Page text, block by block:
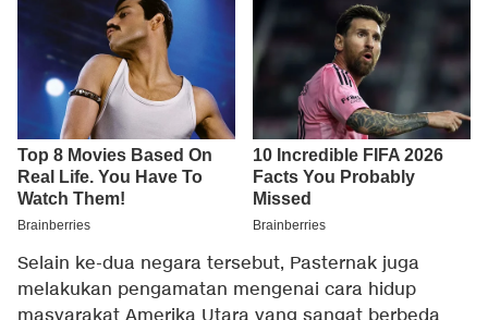
Selain ke-dua negara tersebut, Pasternak juga
melakukan pengamatan mengenai cara hidup